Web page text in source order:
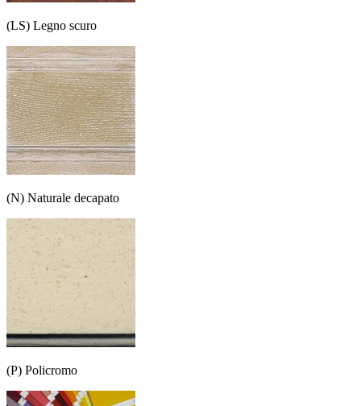
(LS) Legno scuro
(N) Naturale decapato
(P) Policromo